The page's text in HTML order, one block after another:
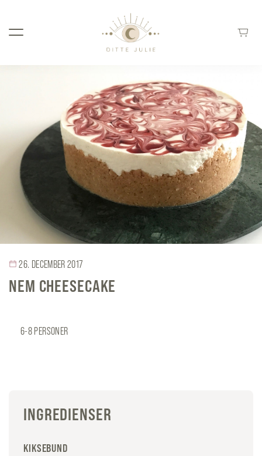
26. DECEMBER 2017
NEM CHEESECAKE
6-8 PERSONER
INGREDIENSER
KIKSEBUND